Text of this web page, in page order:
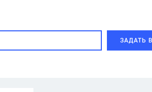
ЗАДАТЬ